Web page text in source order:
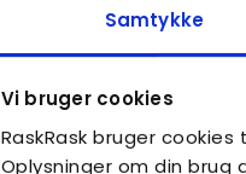
Samtykke
Vi bruger cookies
RaskRask bruger
Oplysninger om din brug